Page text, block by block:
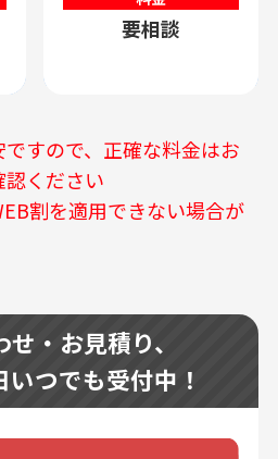
要相談
すので、正確な料金はお
ください
割を適用できない場合が
・お見積り、
つでも受付中！